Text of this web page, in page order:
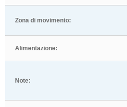
Zona di movimento:
Alimentazione:
Note: